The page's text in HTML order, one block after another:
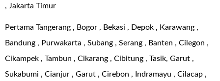
, Jakarta Timur
Pertama Tangerang , Bogor , Bekasi , Depok , Karawang ,
Bandung , Purwakarta , Subang , Serang , Banten , Cilegon ,
Cikampek , Tambun , Cikarang , Cibitung , Tasik, Garut ,
Sukabumi , Cianjur , Garut , Cirebon , Indramayu , Cilacap ,